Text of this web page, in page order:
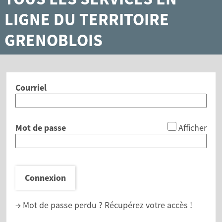
LIGNE DU TERRITOIRE
GRENOBLOIS
Courriel
Mot de passe Afficher
Connexion
→ Mot de passe perdu ? Récupérez votre accès !